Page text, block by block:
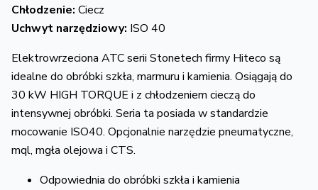
Chłodzenie: Ciecz
Uchwyt narzędziowy: ISO 40
Elektrowrzeciona ATC serii Stonetech firmy Hiteco są
idealne do obróbki szkła, marmuru i kamienia. Osiągają do
30 kW HIGH TORQUE i z chłodzeniem cieczą do
intensywnej obróbki. Seria ta posiada w standardzie
mocowanie ISO40. Opcjonalnie narzędzie pneumatyczne,
mql, mgła olejowa i CTS.
Odpowiednia do obróbki szkła i kamienia